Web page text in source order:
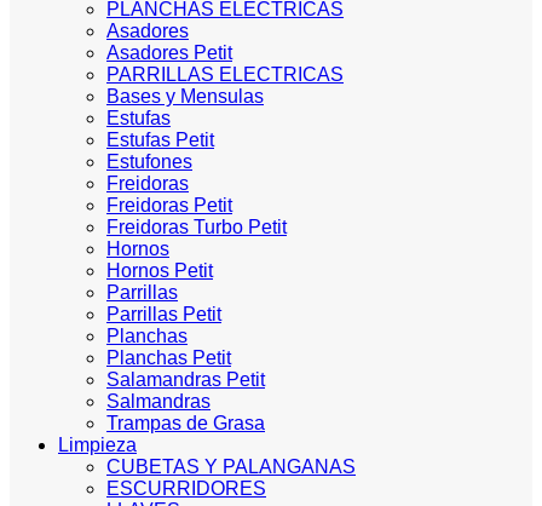
PLANCHAS ELECTRICAS
Asadores
Asadores Petit
PARRILLAS ELECTRICAS
Bases y Mensulas
Estufas
Estufas Petit
Estufones
Freidoras
Freidoras Petit
Freidoras Turbo Petit
Hornos
Hornos Petit
Parrillas
Parrillas Petit
Planchas
Planchas Petit
Salamandras Petit
Salmandras
Trampas de Grasa
Limpieza
CUBETAS Y PALANGANAS
ESCURRIDORES